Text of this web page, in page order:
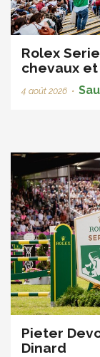
Rolex
chevaux et
4 août 2026 •
Pieter
Dinard